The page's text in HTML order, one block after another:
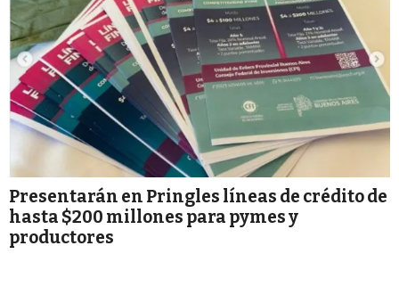
Presentarán en Pringles líneas de crédito de
hasta $200 millones para pymes y
productores